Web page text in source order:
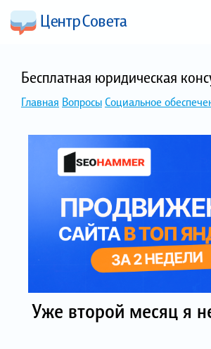
Бесплатная юридическая
Главная ВопросыСоциальное
Уже второй месяц я